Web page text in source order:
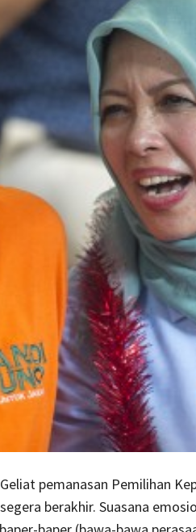
Geliat pemanasan Pemilihan
segera berakhir. Suasana